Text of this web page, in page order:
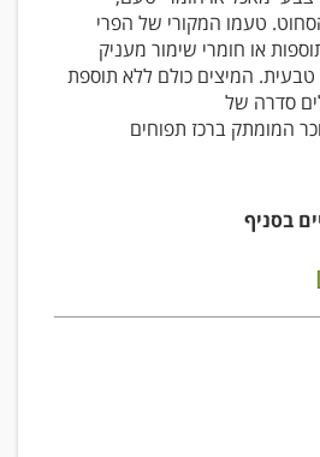
טעמו המקורי של הפרי
או חומרי שימור מעניק
המיצים כולם ללא תוספת
סדרה של
המומתק ברכז תפוחים
בסניף